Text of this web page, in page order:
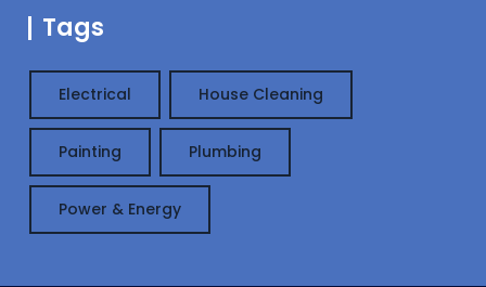
Tags
Electrical House Cleaning
Painting Plumbing
Power & Energy